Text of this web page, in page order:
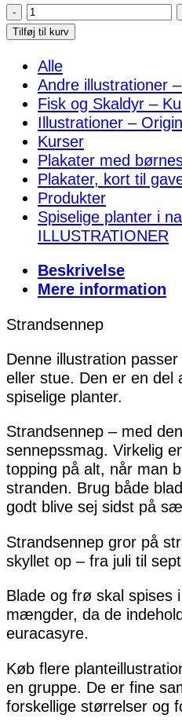
Strandsennep
antal
Tilføj til kurv
Alle
Andre illustrationer
Fisk og Skaldyr –
Illustrationer –
Kurser
Plakater med
Plakater, kort til
Produkter
Spiselige planter i
ILLUSTRATIONER
Beskrivelse
Mere information
Strandsennep
Denne illustration
eller stue. Den er en del
spiselige planter.
Strandsennep – med
sennepssmag. Virkelig
topping på alt, når man
stranden. Brug både
godt blive sej sidst på
Strandsennep gror på
skyllet op – fra juli til
Blade og frø skal spises
mængder, da de
euracasyre.
Køb flere
en gruppe. De er fine
forskellige størrelser og